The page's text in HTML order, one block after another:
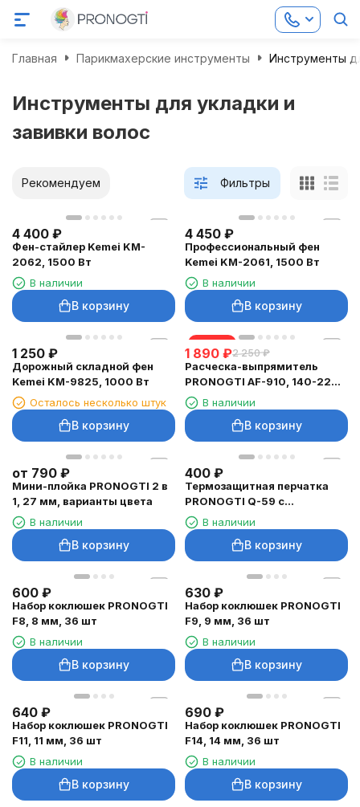
Главная Парикмахерские инструменты Инструменты
Инструменты для укладки и
завивки волос
Рекомендуем Фильтры
4 400 ₽
Фен-стайлер Kemei KM-
2062, 1500 Вт
В наличии
В корзину
4 450 ₽
Профессиональный фен
Kemei KM-2061, 1500 Вт
В наличии
В корзину
1 250 ₽
Дорожный складной фен
Kemei KM-9825, 1000 Вт
Осталось несколько штук
В корзину
скидка
1 890 ₽2 250 ₽
Расческа-выпрямитель
PRONOGTI AF-910, 140-220
°C В наличии
В корзину
от 790 ₽
Мини-плойка PRONOGTI 2 в
1, 27 мм, варианты цвета
В наличии
В корзину
400 ₽
Термозащитная перчатка
PRONOGTI Q-59 с
фиксацией
В наличии
В корзину
600 ₽
Набор коклюшек PRONOGTI
F8, 8 мм, 36 шт
В наличии
В корзину
630 ₽
Набор коклюшек PRONOGTI
F9, 9 мм, 36 шт
В наличии
В корзину
640 ₽
Набор коклюшек PRONOGTI
F11, 11 мм, 36 шт
В наличии
В корзину
690 ₽
Набор коклюшек PRONOGTI
F14, 14 мм, 36 шт
В наличии
В корзину